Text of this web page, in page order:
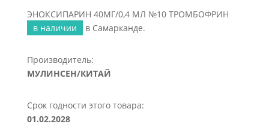
ЭНОКСИПАРИН 40МГ/0,4 МЛ №10 ТРОМБОФРИН
в наличии
в Самарканде.
Производитель:
МУЛИНСЕН/КИТАЙ
Срок годности этого товара:
01.02.2028